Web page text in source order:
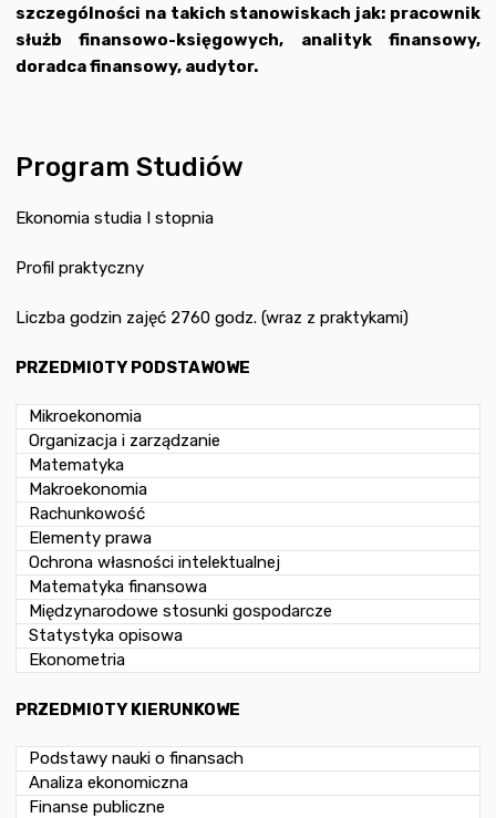
szczególności na takich stanowiskach jak: pracownik
służb finansowo-księgowych, analityk finansowy,
doradca finansowy, audytor.
Program Studiów
Ekonomia studia I stopnia
Profil praktyczny
Liczba godzin zajęć 2760 godz. (wraz z praktykami)
PRZEDMIOTY PODSTAWOWE
Mikroekonomia
Organizacja i zarządzanie
Matematyka
Makroekonomia
Rachunkowość
Elementy prawa
Ochrona własności intelektualnej
Matematyka finansowa
Międzynarodowe stosunki gospodarcze
Statystyka opisowa
Ekonometria
PRZEDMIOTY KIERUNKOWE
Podstawy nauki o finansach
Analiza ekonomiczna
Finanse publiczne